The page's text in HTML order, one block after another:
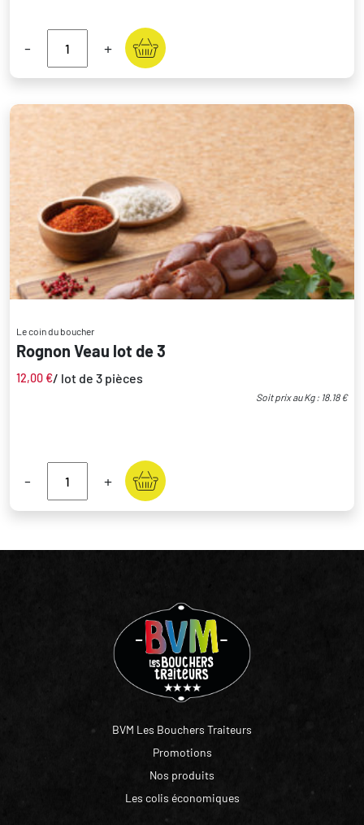
- +
Le coin du boucher
Rognon Veau lot de 3
12,00 €/ lot de 3 pièces
Soit prix au Kg : 18.18 €
- +
BVM Les Bouchers Traiteurs
Promotions
Nos produits
Les colis économiques